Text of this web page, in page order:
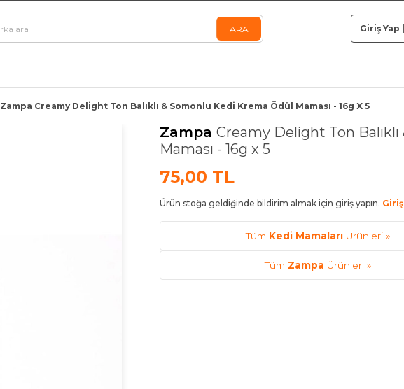
Giriş Yap
Zampa Creamy Delight Ton Balıklı & Somonlu Kedi Krema Ödül Maması - 16g X 5
Zampa Creamy Delight Ton
Maması - 16g x 5
75,00 TL
Ürün stoğa geldiğinde bildirim almak için giriş yapın. Giriş
Tüm Kedi MamalarıÜrünleri »
Tüm Zampa Ürünleri »